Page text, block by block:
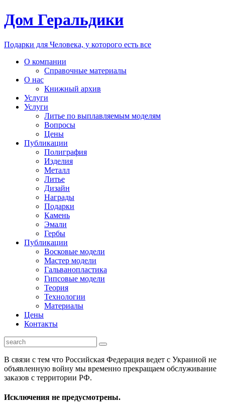
Дом Геральдики
Подарки для Человека, у которого есть все
О компании
Справочные материалы
О нас
Книжный архив
Услуги
Услуги
Литье по выплавляемым моделям
Вопросы
Цены
Публикации
Полиграфия
Изделия
Металл
Литье
Дизайн
Награды
Подарки
Камень
Эмали
Гербы
Публикации
Восковые модели
Мастер модели
Гальванопластика
Гипсовые модели
Теория
Технологии
Материалы
Цены
Контакты
В связи с тем что Российская Федерация ведет с Украиной не
объявленную войну мы временно прекращаем обслуживание
заказов с территории РФ.
Исключения не предусмотрены.